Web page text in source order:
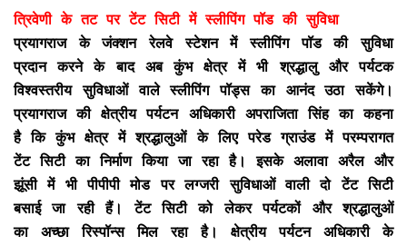
त्रिवेणी के तट पर टेंट सिटी में स्लीपिंग पॉड की सुविधा
प्रयागराज के जंक्शन रेलवे स्टेशन में स्लीपिंग पॉड की सुविधा
प्रदान करने के बाद अब कुंभ क्षेत्र में भी श्रद्धालु और पर्यटक
विश्वस्तरीय सुविधाओं वाले स्लीपिंग पॉड्स का आनंद उठा सकेंगे।
प्रयागराज की क्षेत्रीय पर्यटन अधिकारी अपराजिता सिंह का कहना
है कि कुंभ क्षेत्र में श्रद्धालुओं के लिए परेड ग्राउंड में परम्परागत
टेंट सिटी का निर्माण किया जा रहा है। इसके अलावा अरैल और
झूंसी में भी पीपीपी मोड पर लग्जरी सुविधाओं वाली दो टेंट सिटी
बसाई जा रही हैं। टेंट सिटी को लेकर पर्यटकों और श्रद्धालुओं
का अच्छा रिस्पॉन्स मिल रहा है। क्षेत्रीय पर्यटन अधिकारी के